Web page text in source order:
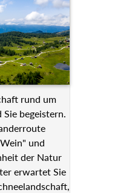
rund um
begeistern.
und
der Natur
erwartet Sie